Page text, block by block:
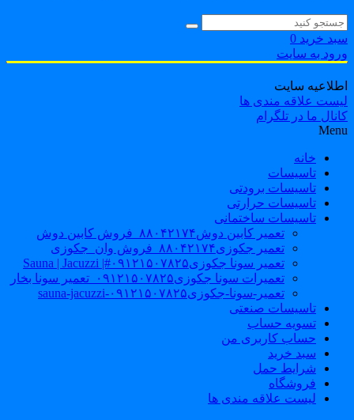
خرید 0
به سایت
سایت
علاقه مندی ها
ما در تلگرام
خانه
تاسیسات
تاسیسات برودتی
تاسیسات حرارتی
تاسیسات ساختمانی
تعمیر کابین دوش۸۸۰۴۲۱۷۴_فروش کابین دوش
تعمیر جکوزی۸۸۰۴۲۱۷۴_فروش وان_جکوزی
تعمیر سونا جکوزی۰۹۱۲۱۵۰۷۸۲۵#| Sauna | Jacuzzi
تعمیرات سونا جکوزی۰۹۱۲۱۵۰۷۸۲۵_تعمیر سونا بخار
تعمیر-سونا-جکوزی۰۹۱۲۱۵۰۷۸۲۵-sauna-jacuzzi
تاسیسات صنعتی
تسویه حساب
حساب کاربری من
سبد خرید
شرایط حمل
فروشگاه
لیست علاقه مندی ها